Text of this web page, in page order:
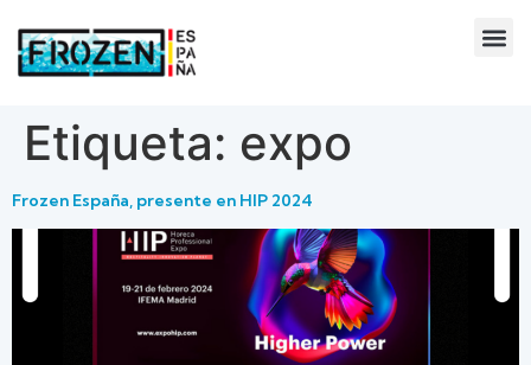
Etiqueta: expo
Frozen España, presente en HIP 2024